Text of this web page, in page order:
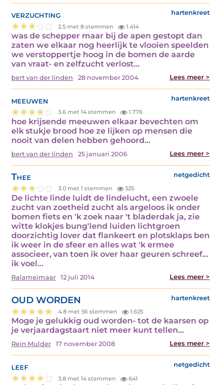
verzuchting hartenkreet
2.5 met 8 stemmen 1.414
was de schepper maar bij de apen gestopt dan
zaten we elkaar nog heerlijk te vlooien speelden
we verstoppertje hoog in de bomen de aarde
van vraat- en zelfzucht verlost…
bert van der linden 28 november 2004 Lees meer >
meeuwen hartenkreet
3.6 met 14 stemmen 1.776
hoe krijsende meeuwen elkaar bevechten om
elk stukje brood hoe ze lijken op mensen die
nooit van delen hebben gehoord…
bert van der linden 25 januari 2006 Lees meer >
Thee netgedicht
3.0 met 1 stemmen 525
De lichte linde luidt de lindelucht, een zwoele
zucht van zoetheid zucht als argeloos ik onder
bomen fiets en 'k zoek naar 't bladerdak ja, zie
witte klokjes bung'lend luiden lichtgroen
doorzichtig lover dat flankeert en plotsklaps ben
ik weer in de sfeer en alles wat 'k ermee
associeer, van toen ik over haar geuren schreef...
ik voel…
Ralameimaar 12 juli 2014 Lees meer >
OUD WORDEN hartenkreet
4.8 met 56 stemmen 1.625
Moge je gelukkig oud worden- tot de kaarsen op
je verjaardagstaart niet meer kunt tellen…
Rein Mulder 17 november 2008 Lees meer >
leef netgedicht
3.8 met 14 stemmen 641